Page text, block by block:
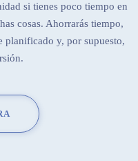
si tienes poco tiempo en
cosas. Ahorrarás tiempo,
planificado y, por supuesto,